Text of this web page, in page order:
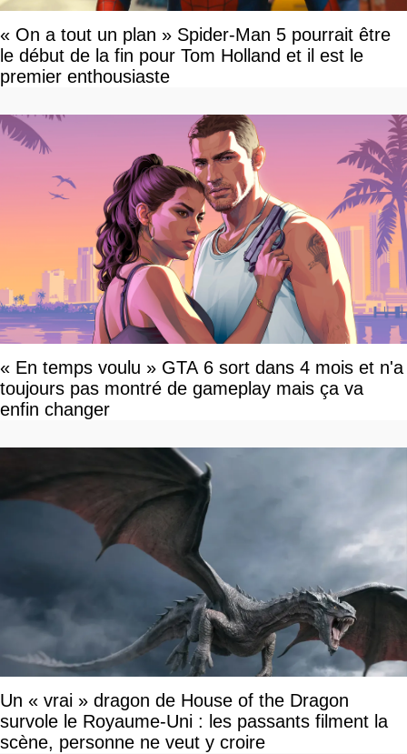
« On a tout un plan » Spider-Man 5 pourrait être
le début de la fin pour Tom Holland et il est le
premier enthousiaste
« En temps voulu » GTA 6 sort dans 4 mois et n'a
toujours pas montré de gameplay mais ça va
enfin changer
Un « vrai » dragon de House of the Dragon
survole le Royaume-Uni : les passants filment la
scène, personne ne veut y croire